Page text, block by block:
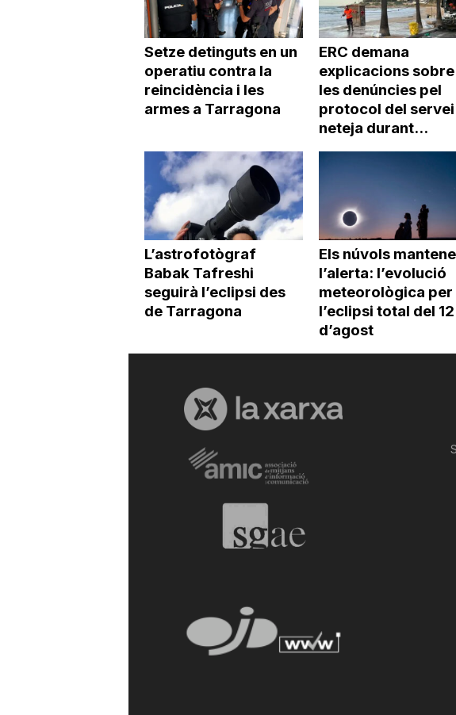
Setze detinguts en un
operatiu contra la
reincidència i les
armes a Tarragona
ERC demana
explicacions sobre
les denúncies pel
protocol del
neteja durant...
L’astrofotògraf
Babak Tafreshi
seguirà l’eclipsi des
de Tarragona
Els núvols
l’alerta: l’evolució
meteorològica per
l’eclipsi total del 12
d’agost